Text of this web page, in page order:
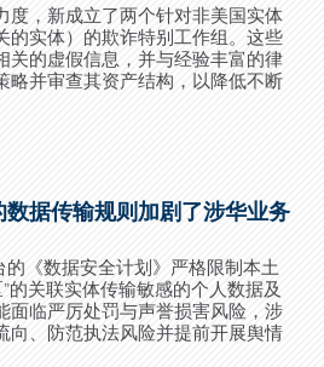
度，新成立了两个针对非美国实体
的实体）的欺诈特别工作组。这些
关的虚假信息，并与经验丰富的律
略并审查其资产结构，以降低不断
据传输规则加剧了涉华业务
的《数据安全计划》严格限制本土
的关联实体传输敏感的个人数据及
面临严厉处罚与声誉损害风险，涉
向、防范执法风险并提前开展舆情